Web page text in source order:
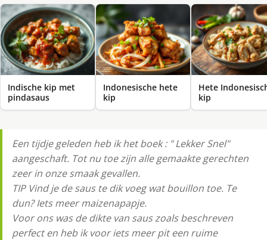
Indische kip met
pindasaus
Indonesische hete
kip
Hete
kip
Een tijdje geleden heb ik het boek : " Lekker Snel"
aangeschaft. Tot nu toe zijn alle gemaakte gerechten
zeer in onze smaak gevallen.
TIP Vind je de saus te dik voeg wat bouillon toe. Te
dun? Iets meer maizenapapje.
Voor ons was de dikte van saus zoals beschreven
perfect en heb ik voor iets meer pit een ruime